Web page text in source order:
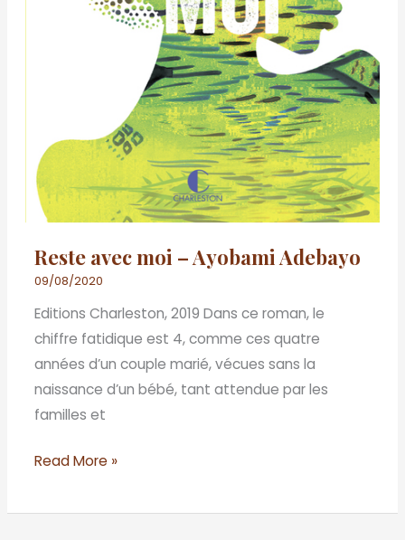
Reste avec moi – Ayobami Adebayo
09/08/2020
Editions Charleston, 2019 Dans ce roman, le
chiffre fatidique est 4, comme ces quatre
années d’un couple marié, vécues sans la
naissance d’un bébé, tant attendue par les
familles et
Read More »